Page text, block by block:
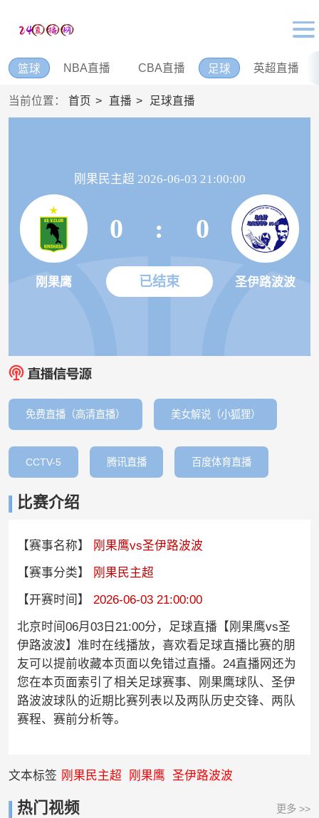
篮球 NBA直播 CBA直播 足球 英超直播
当前位置： 首页 直播 足球直播
刚果民主超 2026-06-03 21:00:00
刚果鹰
0 : 0
已结束 圣伊路波波
免费直播（高清直播） 美女解说（小狐狸）
CCTV-5 腾讯直播 百度体育直播
比赛介绍
【赛事名称】
刚果鹰vs圣伊路波波
【赛事分类】
刚果民主超
【开赛时间】
2026-06-03 21:00:00
北京时间06月03日21:00分，足球直播【刚果鹰vs圣
伊路波波】准时在线播放，喜欢看足球直播比赛的朋
友可以提前收藏本页面以免错过直播。24直播网还为
您在本页面索引了相关足球赛事、刚果鹰球队、圣伊
路波波球队的近期比赛列表以及两队历史交锋、两队
赛程、赛前分析等。
文本标签 刚果民主超 刚果鹰 圣伊路波波
热门视频 更多 >>